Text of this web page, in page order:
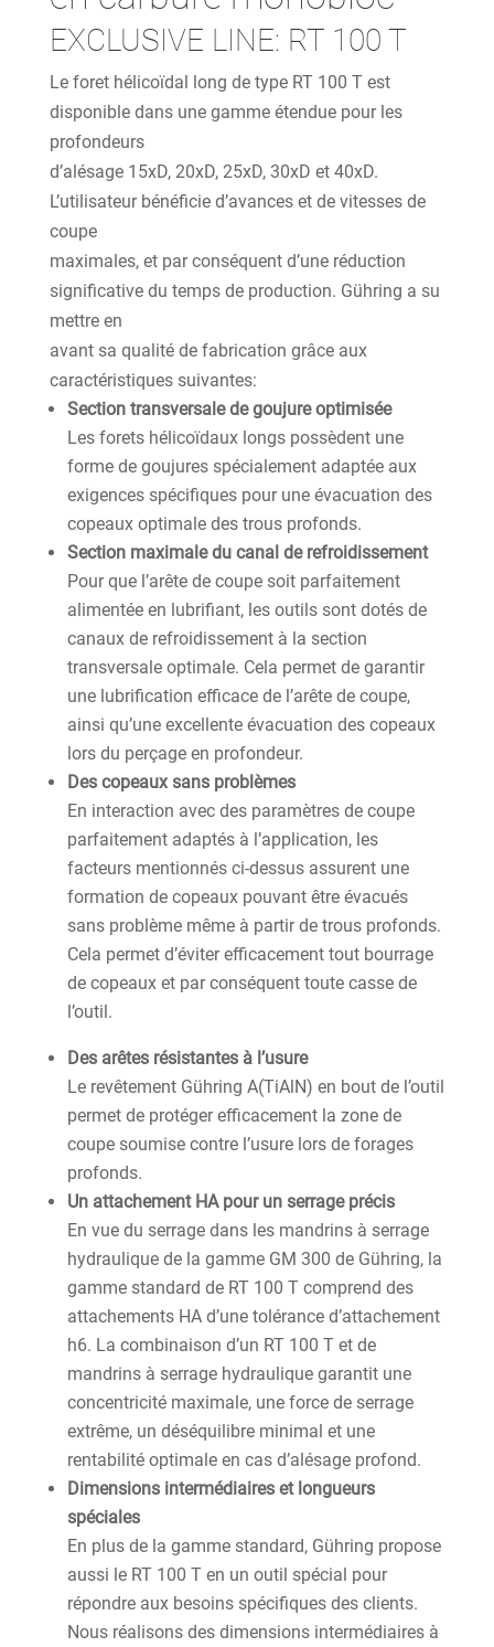
EXCLUSIVE LINE: RT 100 T
Le foret hélicoïdal long de type RT 100 T est
disponible dans une gamme étendue pour les
profondeurs
d’alésage 15xD, 20xD, 25xD, 30xD et 40xD.
L’utilisateur bénéficie d’avances et de vitesses de
coupe
maximales, et par conséquent d’une réduction
significative du temps de production. Gühring a su
mettre en
avant sa qualité de fabrication grâce aux
caractéristiques suivantes:
Section transversale de goujure optimisée
Les forets hélicoïdaux longs possèdent une
forme de goujures spécialement adaptée aux
exigences spécifiques pour une évacuation des
copeaux optimale des trous profonds.
Section maximale du canal de refroidissement
Pour que l’arête de coupe soit parfaitement
alimentée en lubrifiant, les outils sont dotés de
canaux de refroidissement à la section
transversale optimale. Cela permet de garantir
une lubrification efficace de l’arête de coupe,
ainsi qu’une excellente évacuation des copeaux
lors du perçage en profondeur.
Des copeaux sans problèmes
En interaction avec des paramètres de coupe
parfaitement adaptés à l’application, les
facteurs mentionnés ci-dessus assurent une
formation de copeaux pouvant être évacués
sans problème même à partir de trous profonds.
Cela permet d’éviter efficacement tout bourrage
de copeaux et par conséquent toute casse de
l’outil.
Des arêtes résistantes à l’usure
Le revêtement Gühring A(TiAlN) en bout de l’outil
permet de protéger efficacement la zone de
coupe soumise contre l’usure lors de forages
profonds.
Un attachement HA pour un serrage précis
En vue du serrage dans les mandrins à serrage
hydraulique de la gamme GM 300 de Gühring, la
gamme standard de RT 100 T comprend des
attachements HA d’une tolérance d’attachement
h6. La combinaison d’un RT 100 T et de
mandrins à serrage hydraulique garantit une
concentricité maximale, une force de serrage
extrême, un déséquilibre minimal et une
rentabilité optimale en cas d’alésage profond.
Dimensions intermédiaires et longueurs
spéciales
En plus de la gamme standard, Gühring propose
aussi le RT 100 T en un outil spécial pour
répondre aux besoins spécifiques des clients.
Nous réalisons des dimensions intermédiaires à